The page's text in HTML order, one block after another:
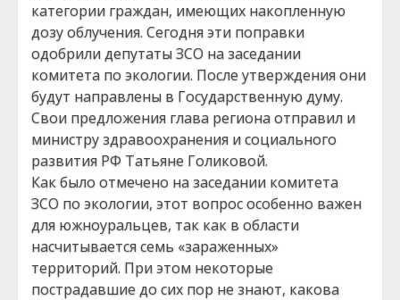
категории граждан, имеющих накопленную
дозу облучения. Сегодня эти поправки
одобрили депутаты ЗСО на заседании
комитета по экологии. После утверждения они
будут направлены в Государственную думу.
Свои предложения глава региона отправил и
министру здравоохранения и социального
развития РФ Татьяне Голиковой.
Как было отмечено на заседании комитета
ЗСО по экологии, этот вопрос особенно важен
для южноуральцев, так как в области
насчитывается семь «зараженных»
территорий. При этом некоторые
пострадавшие до сих пор не знают, какова